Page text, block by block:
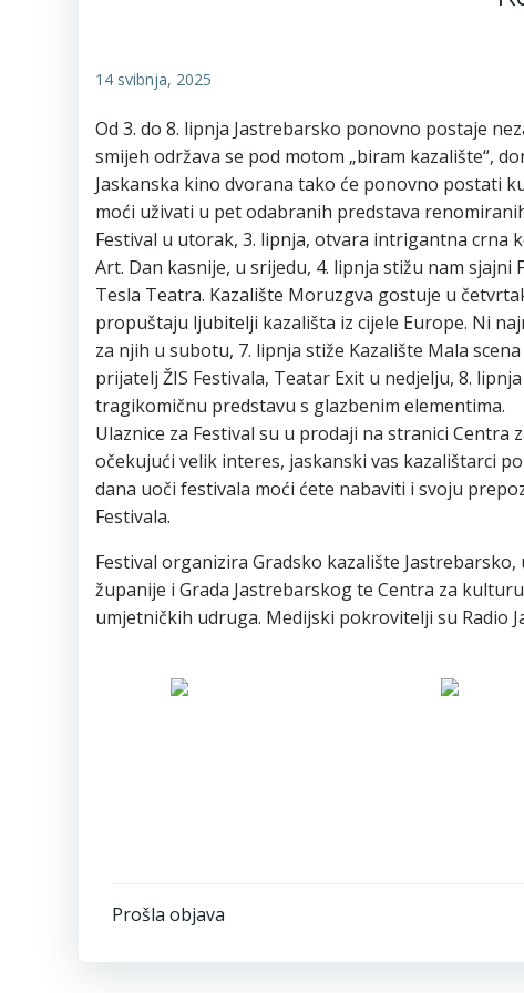
14 svibnja, 2025
Od 3. do 8. lipnja Jastrebarsko ponovno postaje
smijeh održava se pod motom „biram kazalište“,
Jaskanska kino dvorana tako će ponovno postati
moći uživati u pet odabranih predstava
Festival u utorak, 3. lipnja, otvara intrigantna crna
Art. Dan kasnije, u srijedu, 4. lipnja stižu nam sjajni
Tesla Teatra. Kazalište Moruzgva gostuje u
propuštaju ljubitelji kazališta iz cijele Europe. Ni
za njih u subotu, 7. lipnja stiže Kazalište Mala
prijatelj ŽIS Festivala, Teatar Exit u nedjelju, 8.
tragikomičnu predstavu s glazbenim elementima.
Ulaznice za Festival su u prodaji na stranici
očekujući velik interes, jaskanski vas kazalištarci
dana uoči festivala moći ćete nabaviti i svoju
Festivala.
Festival organizira Gradsko kazalište
županije i Grada Jastrebarskog te Centra za
umjetničkih udruga. Medijski pokrovitelji su Radio
Post
navigation
Prošla objava